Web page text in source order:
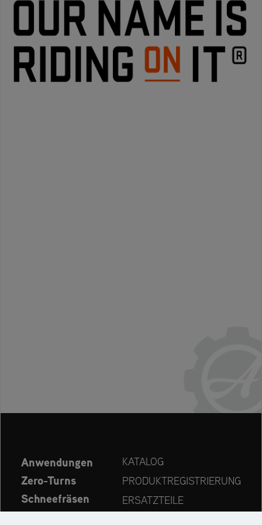
Anwendungen
Zero-Turns
Schneefräsen
Aktuelles
KATALOG
PRODUKTREGISTRIERUNG
ERSATZTEILE